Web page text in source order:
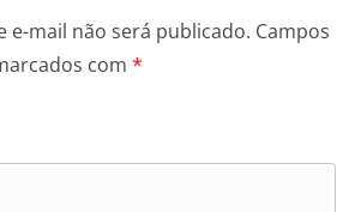
e-mail não será publicado. Campos
com *